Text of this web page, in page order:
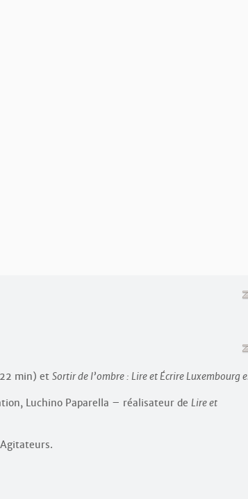
min) et Sortir de l’ombre : Lire et Écrire Luxembourg
Luchino Paparella – réalisateur de Lire et